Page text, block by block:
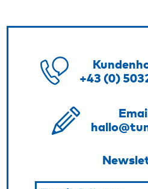
+43 (0)